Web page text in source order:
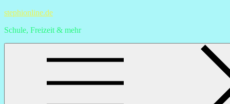
Skip
content
stephionline.de
Schule, Freizeit & mehr